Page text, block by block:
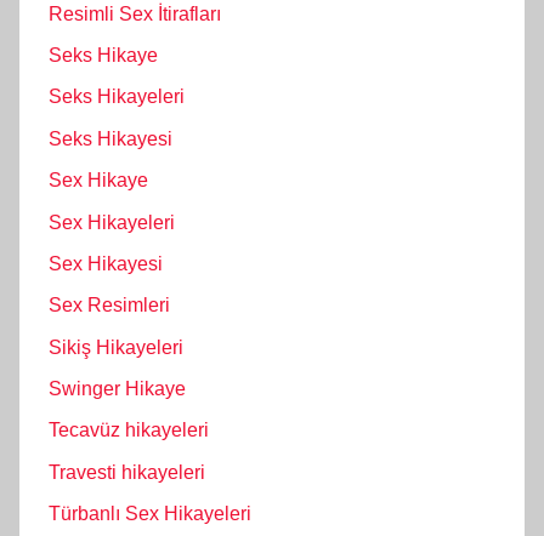
Resimli Sex İtirafları
Seks Hikaye
Seks Hikayeleri
Seks Hikayesi
Sex Hikaye
Sex Hikayeleri
Sex Hikayesi
Sex Resimleri
Sikiş Hikayeleri
Swinger Hikaye
Tecavüz hikayeleri
Travesti hikayeleri
Türbanlı Sex Hikayeleri